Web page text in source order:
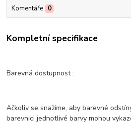
Komentáře 0
Kompletní specifikace
Barevná dostupnost :
Ačkoliv se snažíme, aby barevné
barevnici jednotlivé barvy mohou